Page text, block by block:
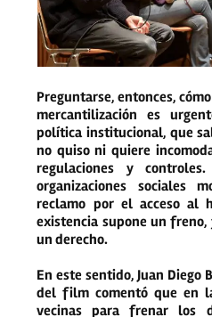
Preguntarse, entonces,
mercantilización es
política institucional, que
no quiso ni quiere
regulaciones y
organizaciones sociales
reclamo por el acceso al
existencia supone un
un derecho.
En este sentido, Juan
del film comentó que en
vecinas para frenar los